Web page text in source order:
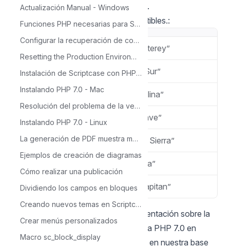
Actualización Manual - Windows
Funciones PHP necesarias para ScriptCase
Configurar la recuperación de contraseña en Scriptcase
Resetting the Production Environment Password
Instalación de Scriptcase con PHP 7.0 en Windows
Instalando PHP 7.0 - Mac
Resolución del problema de la versión de Source Guardian
Instalando PHP 7.0 - Linux
La generación de PDF muestra mensaje: 'Not Found'
Ejemplos de creación de diagramas
Cómo realizar una publicación
Dividiendo los campos en bloques
Creando nuevos temas en Scriptcase
Crear menús personalizados
Macro sc_block_display
aprobadas para el uso de Scriptcase.
Consulte la lista de versiones compatibles.:
“Monterey”
MacOS 11.0 “Big Sur”
MacOS 10.15 “Catalina”
MacOS v10.14 “Mojave”
MacOS v10.13 “High Sierra”
“Sierra”
MacOS v10.11 “El Capitan”
NOTA: Si desea acceder a la documentación sobre la
instalación manual de Scriptcase para PHP 7.0 en
MacOS, acceda a la documentación en nuestra base